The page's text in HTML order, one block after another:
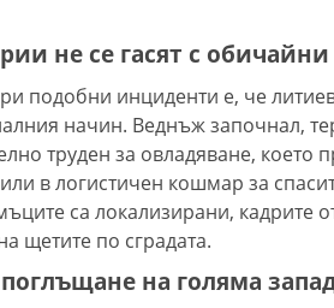
не се гасят с обичайни
подобни инциденти е, че
начин. Веднъж започнал,
труден за овладяване,
в логистичен кошмар за
са локализирани, кадрите
щетите по сградата.
на голяма